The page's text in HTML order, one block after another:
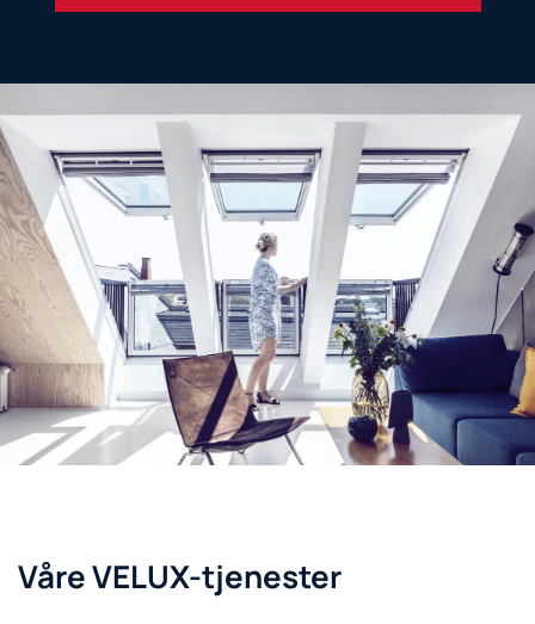
Våre VELUX-tjenester